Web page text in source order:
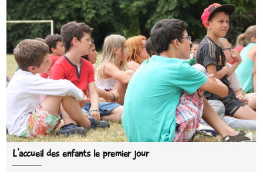
L'accueil des enfants le premier jour